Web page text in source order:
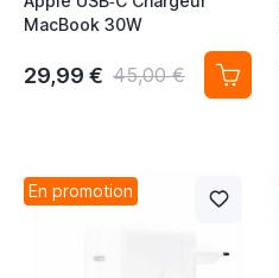
MacBook 30W
29,99 € 45,00 €
En promotion